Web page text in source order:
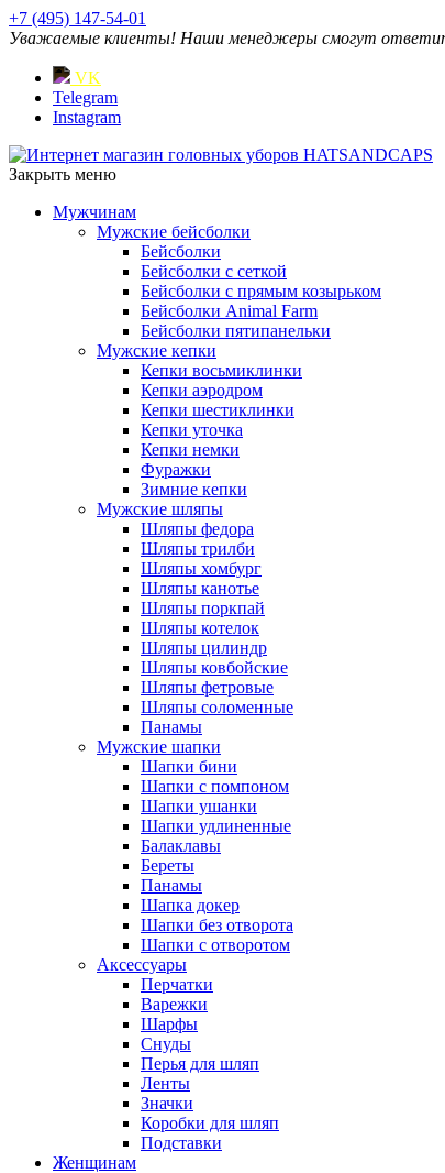
+7 (495) 147-54-01
Уважаемые клиенты! Наши менеджеры смогут
VK
Telegram
Instagram
Закрыть меню
Мужчинам
Мужские бейсболки
Бейсболки
Бейсболки с сеткой
Бейсболки с прямым козырьком
Бейсболки Animal Farm
Бейсболки пятипанельки
Мужские кепки
Кепки восьмиклинки
Кепки аэродром
Кепки шестиклинки
Кепки уточка
Кепки немки
Фуражки
Зимние кепки
Мужские шляпы
Шляпы федора
Шляпы трилби
Шляпы хомбург
Шляпы канотье
Шляпы поркпай
Шляпы котелок
Шляпы цилиндр
Шляпы ковбойские
Шляпы фетровые
Шляпы соломенные
Панамы
Мужские шапки
Шапки бини
Шапки с помпоном
Шапки ушанки
Шапки удлиненные
Балаклавы
Береты
Панамы
Шапка докер
Шапки без отворота
Шапки с отворотом
Аксессуары
Перчатки
Варежки
Шарфы
Снуды
Перья для шляп
Ленты
Значки
Коробки для шляп
Подставки
Женщинам